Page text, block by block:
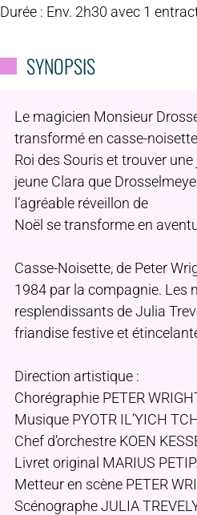
Durée : Env. 2h30 avec 1
SYNOPSIS
Le magicien Monsieur
transformé en casse-
Roi des Souris et trouver
jeune Clara que
l’agréable réveillon de
Noël se transforme en
Casse-Noisette, de Peter
1984 par la compagnie. Les
resplendissants de Julia
friandise festive et
Direction artistique :
Chorégraphie PETER
Musique PYOTR IL’YICH
Chef d’orchestre KOEN
Livret original MARIUS
Metteur en scène PETER
Scénographe JULIA